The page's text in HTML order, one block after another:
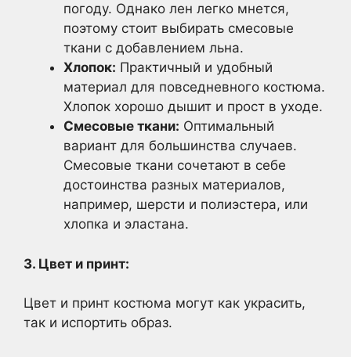
погоду. Однако лен легко мнется,
поэтому стоит выбирать смесовые
ткани с добавлением льна.
Хлопок: Практичный и удобный
материал для повседневного костюма.
Хлопок хорошо дышит и прост в уходе.
Смесовые ткани: Оптимальный
вариант для большинства случаев.
Смесовые ткани сочетают в себе
достоинства разных материалов,
например, шерсти и полиэстера, или
хлопка и эластана.
3. Цвет и принт:
Цвет и принт костюма могут как украсить,
так и испортить образ.